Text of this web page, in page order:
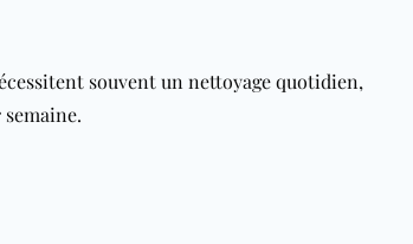
souvent un nettoyage quotidien,